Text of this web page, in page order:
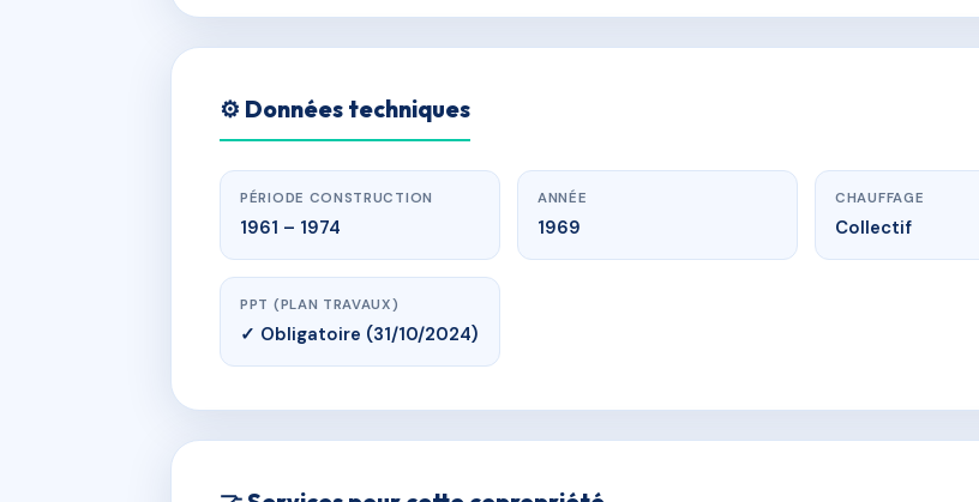
⚙️ Données techniques
PÉRIODE CONSTRUCTION
1961 – 1974
ANNÉE
1969
CHAUFFAGE
Collectif
PPT (PLAN TRAVAUX)
✓ Obligatoire (31/10/2024)